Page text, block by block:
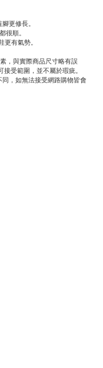
更修長。
很順。
有氣勢。
，與實際商品尺寸略有誤
受範圍，並不屬於瑕疵。
，如無法接受網路購物皆會